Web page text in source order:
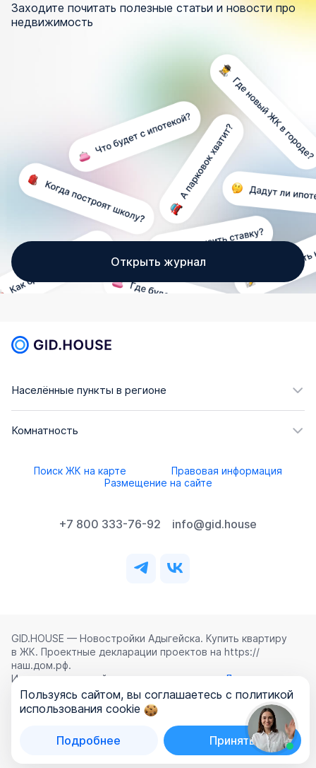
Заходите почитать полезные статьи и новости про
недвижимость
Открыть журнал
Населённые пункты в регионе
Комнатность
Поиск ЖК на карте
Правовая информация
Размещение на сайте
+7 800 333-76-92 info@gid.house
GID.HOUSE — Новостройки Адыгейска. Купить квартиру
в ЖК. Проектные декларации проектов на https://
наш.дом.рф.
Использование сайта означает согласие с
Лицензионным
соглашением ,Политикой конфиденциальностии
Политикой обработки персональных данных
ООО «ГИД.ХАУЗ»
Пользуясь сайтом, вы соглашаетесь с политикой
использования cookie
Подробнее Принять